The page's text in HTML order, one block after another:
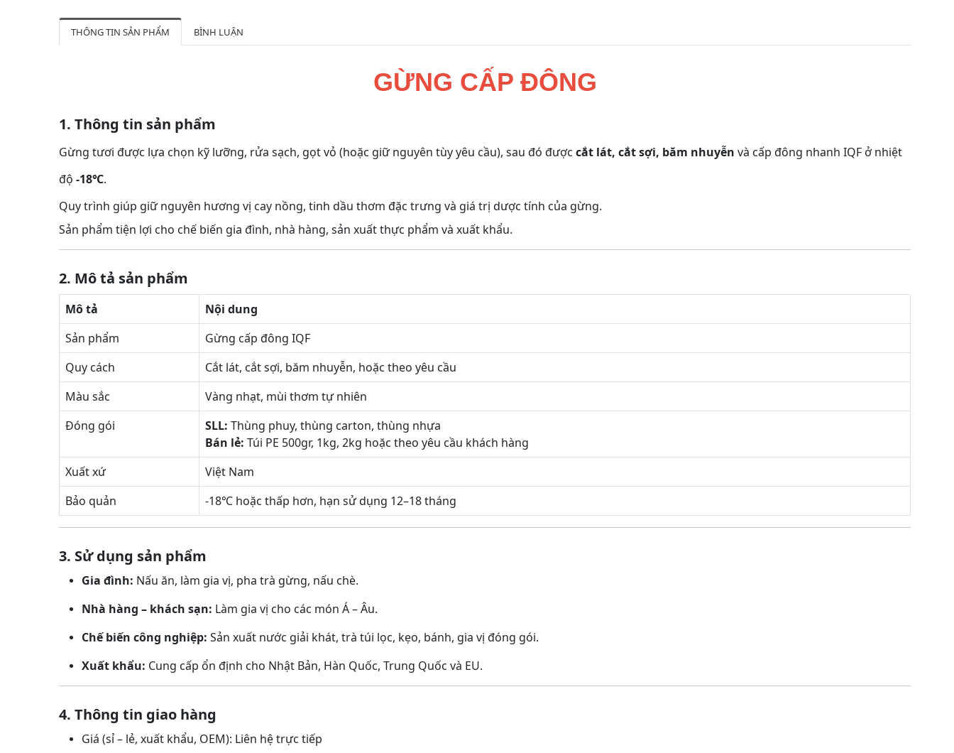
THÔNG TIN SẢN PHẨM BÌNH LUẬN
GỪNG CẤP ĐÔNG
1. Thông tin sản phẩm
Gừng tươi được lựa chọn kỹ lưỡng, rửa sạch, gọt vỏ (hoặc giữ nguyên tùy yêu cầu), sau đó được cắt lát, cắt sợi, băm nhuyễn và cấp đông nhanh IQF ở nhiệt
độ -18℃.
Quy trình giúp giữ nguyên hương vị cay nồng, tinh dầu thơm đặc trưng và giá trị dược tính của gừng.
Sản phẩm tiện lợi cho chế biến gia đình, nhà hàng, sản xuất thực phẩm và xuất khẩu.
2. Mô tả sản phẩm
Mô tả
Nội dung
Sản phẩm
Gừng cấp đông IQF
Quy cách
Cắt lát, cắt sợi, băm nhuyễn, hoặc theo yêu cầu
Màu sắc
Vàng nhạt, mùi thơm tự nhiên
Đóng gói
SLL: Thùng phuy, thùng carton, thùng nhựa
Bán lẻ: Túi PE 500gr, 1kg, 2kg hoặc theo yêu cầu khách hàng
Xuất xứ
Việt Nam
Bảo quản
-18℃ hoặc thấp hơn, hạn sử dụng 12–18 tháng
3. Sử dụng sản phẩm
Gia đình: Nấu ăn, làm gia vị, pha trà gừng, nấu chè.
Nhà hàng – khách sạn: Làm gia vị cho các món Á – Âu.
Chế biến công nghiệp: Sản xuất nước giải khát, trà túi lọc, kẹo, bánh, gia vị đóng gói.
Xuất khẩu: Cung cấp ổn định cho Nhật Bản, Hàn Quốc, Trung Quốc và EU.
4. Thông tin giao hàng
Giá (sỉ – lẻ, xuất khẩu, OEM): Liên hệ trực tiếp